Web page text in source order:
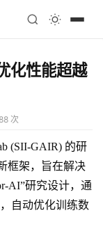
化性能超越
次
(SII-GAIR) 的研
框架，旨在解决
AI”研究设计，通
自动优化训练数